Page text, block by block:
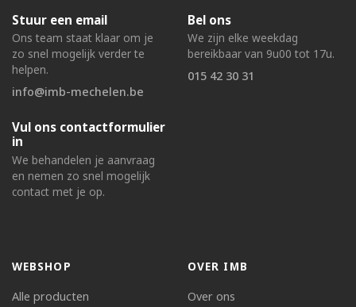
Stuur een email
Ons team staat klaar om je
zo snel mogelijk verder te
helpen.
info@imb-mechelen.be
Bel ons
We zijn elke weekdag
bereikbaar van 9u00 tot 17u.
015 42 30 31
Vul ons contactformulier
in
We behandelen je aanvraag
en nemen zo snel mogelijk
contact met je op.
WEBSHOP
Alle producten
OVER IMB
Over ons